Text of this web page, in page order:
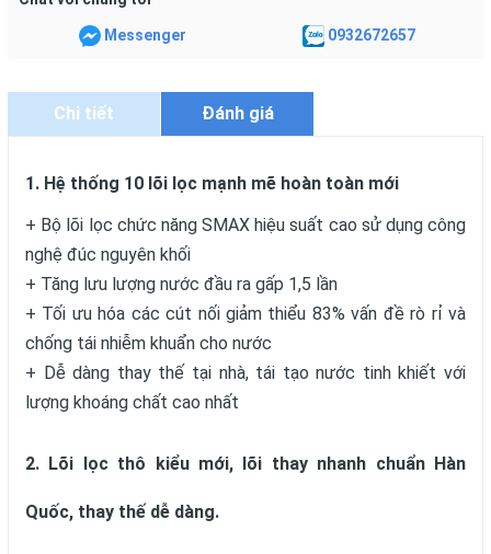
Messenger 0932672657
Chi tiết Đánh giá
1. Hệ thống 10 lõi lọc mạnh mẽ hoàn toàn mới
+ Bộ lõi lọc chức năng SMAX hiệu suất cao sử dụng công
nghệ đúc nguyên khối
+ Tăng lưu lượng nước đầu ra gấp 1,5 lần
+ Tối ưu hóa các cút nối giảm thiểu 83% vấn đề rò rỉ và
chống tái nhiễm khuẩn cho nước
+ Dễ dàng thay thế tại nhà, tái tạo nước tinh khiết với
lượng khoáng chất cao nhất
2. Lõi lọc thô kiểu mới, lõi thay nhanh chuẩn Hàn
Quốc, thay thế dễ dàng.